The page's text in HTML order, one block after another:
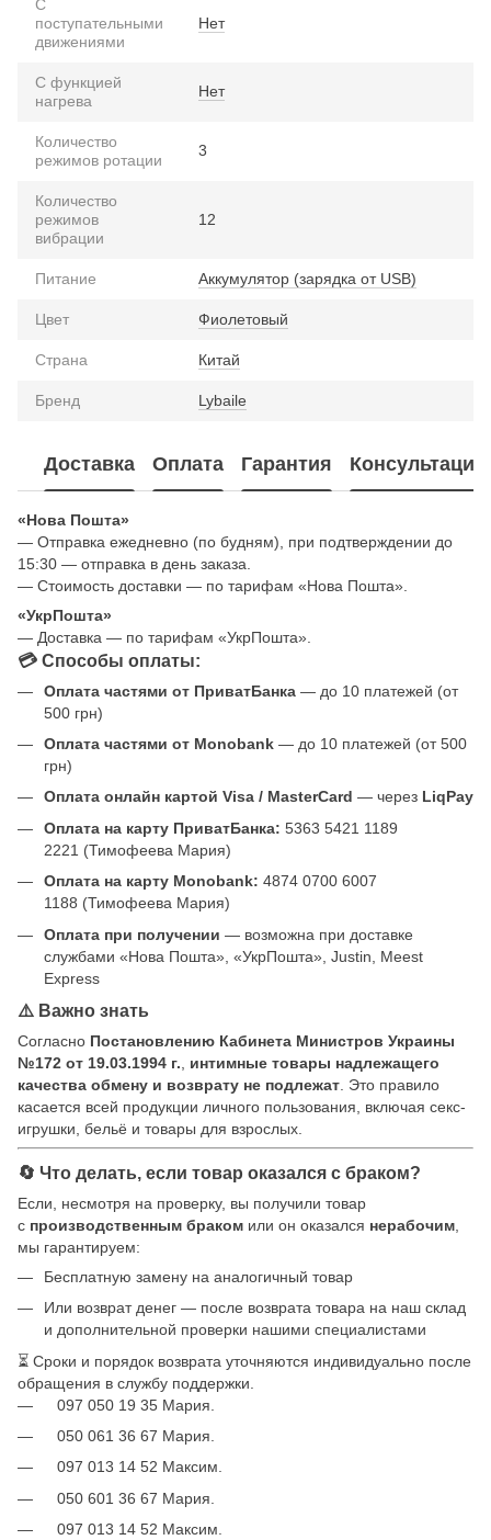
С
поступательными
движениями
Нет
С функцией
нагрева
Нет
Количество
режимов ротации
3
Количество
режимов
вибрации
12
Питание Аккумулятор (зарядка от USB)
Цвет Фиолетовый
Страна Китай
Бренд Lybaile
Доставка Оплата Гарантия Консультация
«Нова Пошта»
— Отправка ежедневно (по будням), при подтверждении до
15:30 — отправка в день заказа.
— Стоимость доставки — по тарифам «Нова Пошта».
«УкрПошта»
— Доставка — по тарифам «УкрПошта».
💳 Способы оплаты:
Оплата частями от ПриватБанка — до 10 платежей (от
500 грн)
Оплата частями от Monobank — до 10 платежей (от 500
грн)
Оплата онлайн картой Visa / MasterCard — через LiqPay
Оплата на карту ПриватБанка: 5363 5421 1189
2221 (Тимофеева Мария)
Оплата на карту Monobank: 4874 0700 6007
1188 (Тимофеева Мария)
Оплата при получении — возможна при доставке
службами «Нова Пошта», «УкрПошта», Justin, Meest
Express
⚠️ Важно знать
Согласно Постановлению Кабинета Министров Украины
№172 от 19.03.1994 г.
интимные товары надлежащего
качества обмену и возврату не подлежат . Это правило
касается всей продукции личного пользования, включая секс-
игрушки, бельё и товары для взрослых.
🔄 Что делать, если товар оказался с браком?
Если, несмотря на проверку, вы получили товар
с производственным браком или он оказался нерабочим
мы гарантируем:
Бесплатную замену на аналогичный товар
Или возврат денег — после возврата товара на наш склад
и дополнительной проверки нашими специалистами
⏳ Сроки и порядок возврата уточняются индивидуально после
обращения в службу поддержки.
097 050 19 35 Мария.
050 061 36 67 Мария.
097 013 14 52 Максим.
050 601 36 67 Мария.
097 013 14 52 Максим.